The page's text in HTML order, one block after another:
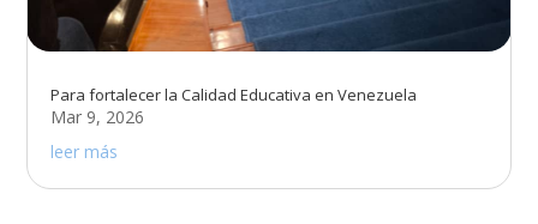
Para fortalecer la Calidad Educativa en Venezuela
Mar 9, 2026
leer más